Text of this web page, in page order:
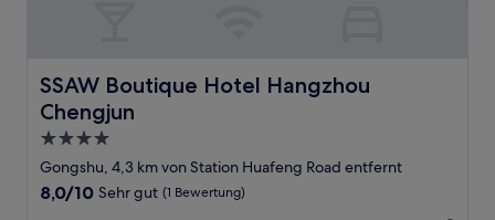
SSAW Boutique Hotel Hangzhou
Chengjun
SSAW Boutique Hotel Hangzhou Chengjun
4.0-
Sterne-
Unterkunft
Gongshu, 4,3 km von Station Huafeng Road entfernt
8.0
8,0/10 Sehr gut (1 Bewertung)